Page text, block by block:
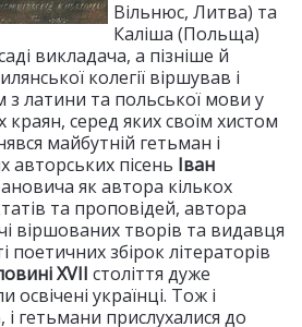
Вільнюс, Литва) та
Каліша (Польща)
викладача, а пізніше й
колегії віршував і
з латини та польської мови у
серед яких своїм хистом
майбутній гетьман і
авторських пісень Іван
як автора кількох
та проповідей, автора
віршованих творів та видавця
поетичних збірок літераторів
XVII століття дуже
українці. Тож і
гетьмани прислухалися до